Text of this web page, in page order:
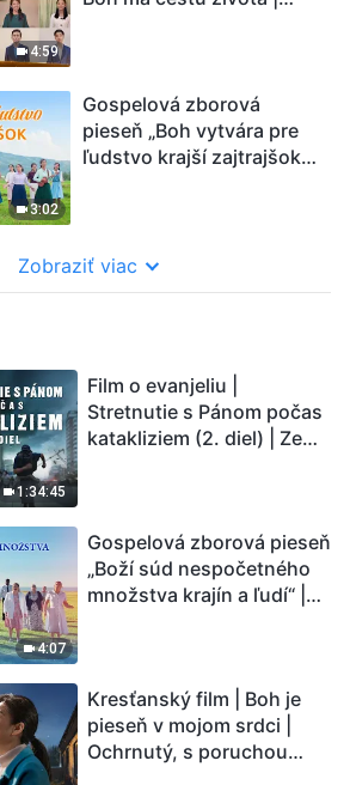
4:59
3:02
Gospelová zborová
pieseň „Boh vytvára pre
ľudstvo krajší zajtrajšok“ |
Zobraziť viac
1:34:45
Film o evanjeliu |
Stretnutie s Pánom počas
katakliziem (2. diel) | Zem
Ľudstvu sa začína
odpočítavať čas. Našli ste
spôsob, ako prežiť?
4:07
Gospelová zborová pieseň
„Boží súd nespočetného
množstva krajín a ľudí“ |
Kresťanský film | Boh je
pieseň v mojom srdci |
Ochrnutý, s poruchou